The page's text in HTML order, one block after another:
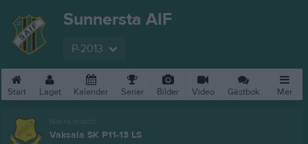
Sunnersta AIF
P-2013
Start Laget Kalender Serier Bilder Video Gästbok Mer
Nästa match
Vaksala SK P11-13 LS